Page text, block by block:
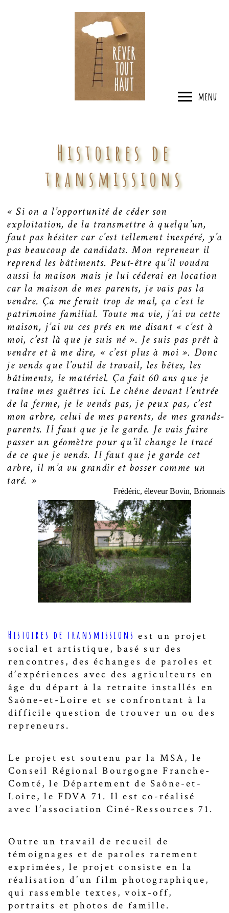
menu
Histoires de
transmissions
« Si on a l’opportunité de céder son
exploitation, de la transmettre à quelqu’un,
faut pas hésiter car c’est tellement inespéré, y’a
pas beaucoup de candidats. Mon repreneur il
reprend les bâtiments. Peut-être qu’il voudra
aussi la maison mais je lui céderai en location
car la maison de mes parents, je vais pas la
vendre. Ça me ferait trop de mal, ça c’est le
patrimoine familial. Toute ma vie, j’ai vu cette
maison, j’ai vu ces prés en me disant « c’est à
moi, c’est là que je suis né ». Je suis pas prêt à
vendre et à me dire, « c’est plus à moi ». Donc
je vends que l’outil de travail, les bêtes, les
bâtiments, le matériel. Ça fait 60 ans que je
traîne mes guêtres ici. Le chêne devant l’entrée
de la ferme, je le vends pas, je peux pas, c’est
mon arbre, celui de mes parents, de mes grands-
parents. Il faut que je le garde. Je vais faire
passer un géomètre pour qu’il change le tracé
de ce que je vends. Il faut que je garde cet
arbre, il m’a vu grandir et bosser comme un
taré. »
Frédéric, éleveur Bovin, Brionnais
Histoires de transmissions est un projet
social et artistique, basé sur des
rencontres, des échanges de paroles et
d’expériences avec des agriculteurs en
âge du départ à la retraite installés en
Saône-et-Loire et se confrontant à la
difficile question de trouver un ou des
repreneurs.
Le projet est soutenu par la MSA, le
Conseil Régional Bourgogne Franche-
Comté, le Département de Saône-et-
Loire, le FDVA 71. Il est co-réalisé
avec l’association Ciné-Ressources 71.
Outre un travail de recueil de
témoignages et de paroles rarement
exprimées, le projet consiste en la
réalisation d’un film photographique,
qui rassemble textes, voix-off,
portraits et photos de famille.